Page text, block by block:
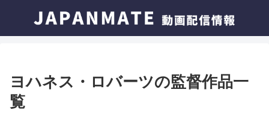
ヨハネス・ロバーツの監督作品一
覧